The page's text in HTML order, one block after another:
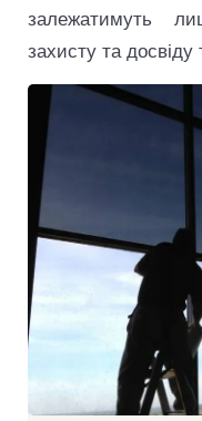
залежатимуть
захисту та досвіду